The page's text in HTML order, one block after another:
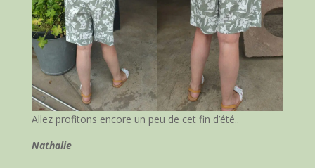
Allez profitons encore un peu de cet fin d’été..
Nathalie